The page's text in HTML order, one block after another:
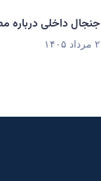
جنجال داخلی درباره
۲ مرداد ۱۴۰۵